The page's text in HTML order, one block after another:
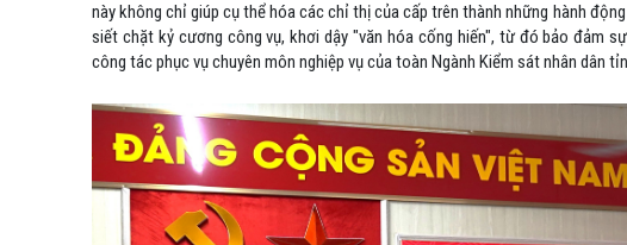
này không chỉ giúp cụ thể hóa các chỉ thị của cấp trên thành những hành
siết chặt kỷ cương công vụ, khơi dậy "văn hóa cống hiến", từ đó bảo đảm
công tác phục vụ chuyên môn nghiệp vụ của toàn Ngành Kiểm sát nhân dân